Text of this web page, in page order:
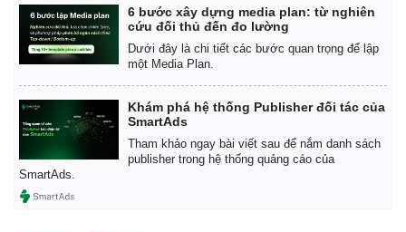
6 bước xây dựng media plan: từ nghiên
cứu đối thủ đến đo lường
Dưới đây là chi tiết các bước quan trọng để lập
một Media Plan.
Khám phá hệ thống Publisher đối tác của
SmartAds
Tham khảo ngay bài viết sau để nắm danh sách
publisher trong hệ thống quảng cáo của
SmartAds.